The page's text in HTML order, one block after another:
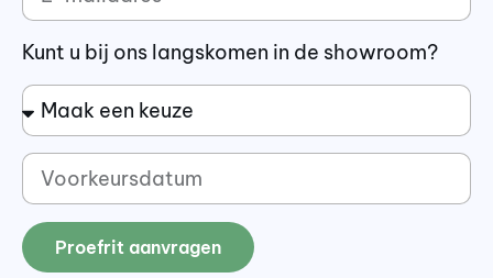
Kunt u bij ons langskomen in de showroom?
Proefrit aanvragen